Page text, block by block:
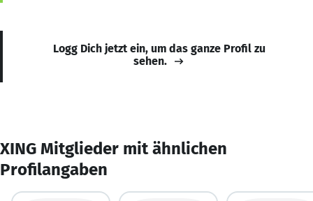
Logg Dich jetzt ein, um das ganze Profil zu
sehen.
XING Mitglieder mit ähnlichen
Profilangaben